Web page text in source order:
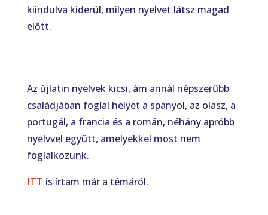
kiindulva kiderül, milyen nyelvet látsz magad
előtt.
Az újlatin nyelvek kicsi, ám annál népszerűbb
családjában foglal helyet a spanyol, az olasz, a
portugál, a francia és a román, néhány apróbb
nyelvvel együtt, amelyekkel most nem
foglalkozunk.
ITT is írtam már a témáról.